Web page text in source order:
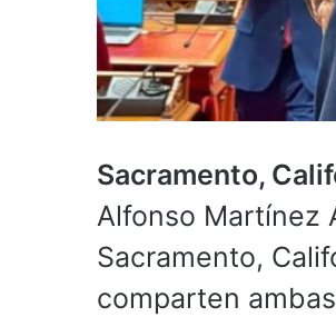
Sacramento,
Alfonso Martínez
Sacramento,
comparten